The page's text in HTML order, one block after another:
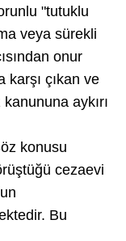
"tutuklu
veya sürekli
onur
karşı çıkan ve
aykırı
konusu
cezaevi
Bu